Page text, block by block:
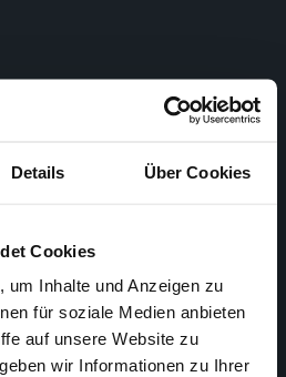
Details Über Cookies
Cookies
um Inhalte und Anzeigen zu
für soziale Medien anbieten
auf unsere Website zu
wir Informationen zu Ihrer